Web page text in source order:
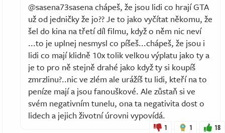
@sasena73sasena chápeš, že jsou lidi co hrají GTA
už od jedničky že jo?? Je to jako vyčítat někomu, že
šel do kina na třetí díl filmu, když o něm nic neví
...to je uplnej nesmysl co píšeš...chápeš, že jsou i
lidi co mají klidně 10x tolik velkou výplatu jako ty a
je to pro ně stejně drahé jako když ty si koupíš
zmrzlinu?..nic ve zlém ale urážíš tu lidi, kteří na to
peníze mají a jsou fanouškové. Ale zůstaň si ve
svém negativním tunelu, ona ta negativita dost o
lidech a jejich životní úrovni vypovídá.
1 1 18